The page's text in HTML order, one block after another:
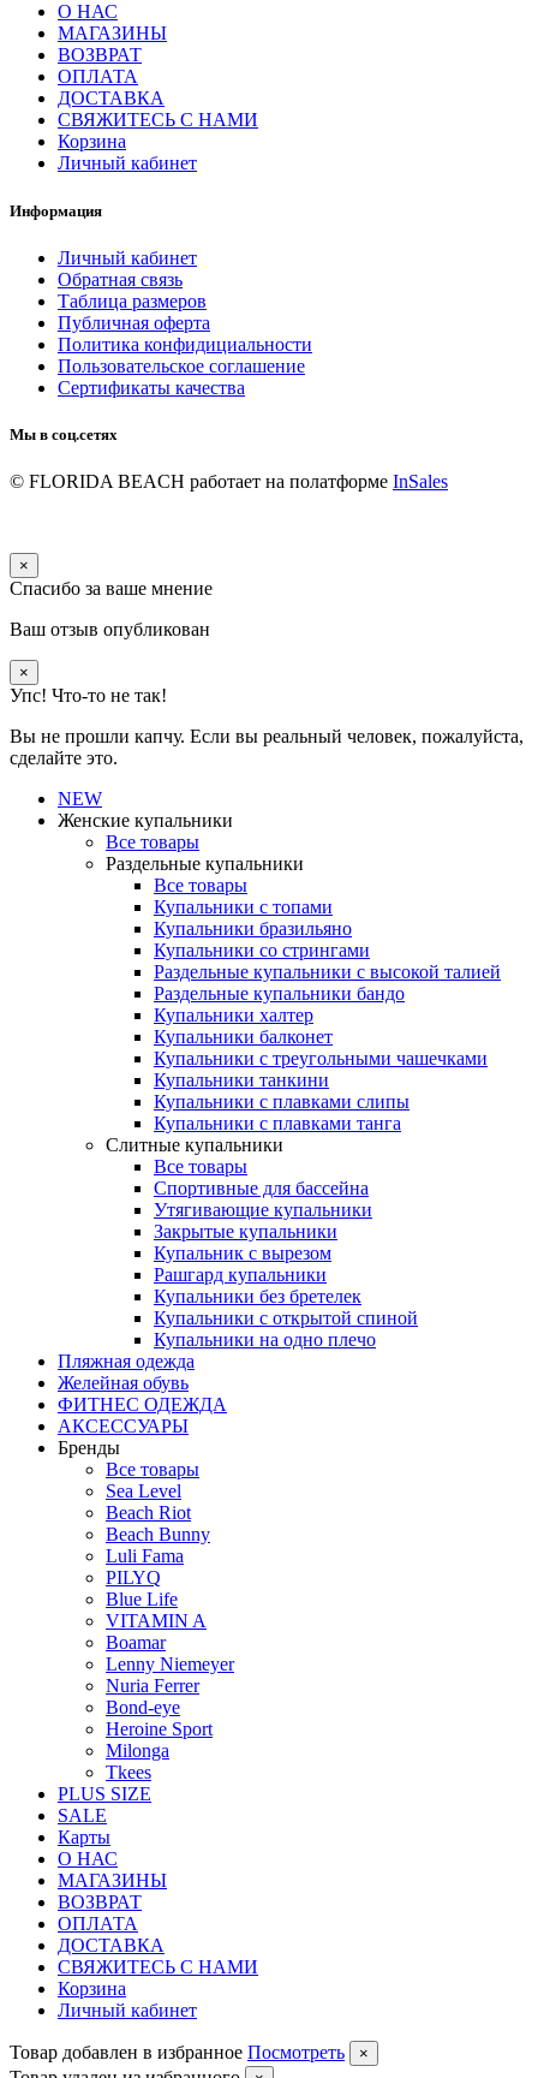
О НАС
МАГАЗИНЫ
ВОЗВРАТ
ОПЛАТА
ДОСТАВКА
СВЯЖИТЕСЬ С НАМИ
Корзина
Личный кабинет
Информация
Личный кабинет
Обратная связь
Таблица размеров
Публичная оферта
Политика конфидициальности
Пользовательское соглашение
Сертификаты качества
Мы в соц.сетях
© FLORIDA BEACH работает на полатформе InSales
×
Спасибо за ваше мнение
Ваш отзыв опубликован
×
Упс! Что-то не так!
Вы не прошли капчу. Если вы реальный человек, пожалуйста,
сделайте это.
NEW
Женские купальники
Все товары
Раздельные купальники
Все товары
Купальники с топами
Купальники бразильяно
Купальники со стрингами
Раздельные купальники с высокой талией
Раздельные купальники бандо
Купальники халтер
Купальники балконет
Купальники с треугольными чашечками
Купальники танкини
Купальники с плавками слипы
Купальники с плавками танга
Слитные купальники
Все товары
Спортивные для бассейна
Утягивающие купальники
Закрытые купальники
Купальник с вырезом
Рашгард купальники
Купальники без бретелек
Купальники с открытой спиной
Купальники на одно плечо
Пляжная одежда
Желейная обувь
ФИТНЕС ОДЕЖДА
АКСЕССУАРЫ
Бренды
Все товары
Sea Level
Beach Riot
Beach Bunny
Luli Fama
PILYQ
Blue Life
VITAMIN A
Boamar
Lenny Niemeyer
Nuria Ferrer
Bond-eye
Heroine Sport
Milonga
Tkees
PLUS SIZE
SALE
Карты
О НАС
МАГАЗИНЫ
ВОЗВРАТ
ОПЛАТА
ДОСТАВКА
СВЯЖИТЕСЬ С НАМИ
Корзина
Личный кабинет
Товар добавлен в избранное Посмотреть ×